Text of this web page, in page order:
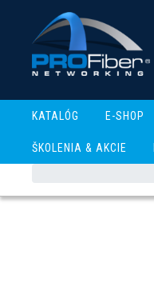
KATALÓG E-SHOP
ŠKOLENIA & AKCIE